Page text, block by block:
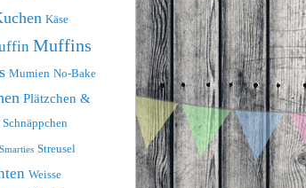
Käse
Muffins
Mumien No-Bake
Plätzchen &
Schnäppchen
Smarties Streusel
Weisse